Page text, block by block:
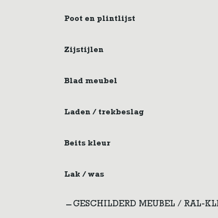
Poot en plintlijst
Zijstijlen
Blad meubel
Laden / trekbeslag
Beits kleur
Lak / was
GESCHILDERD MEUBEL / RAL-